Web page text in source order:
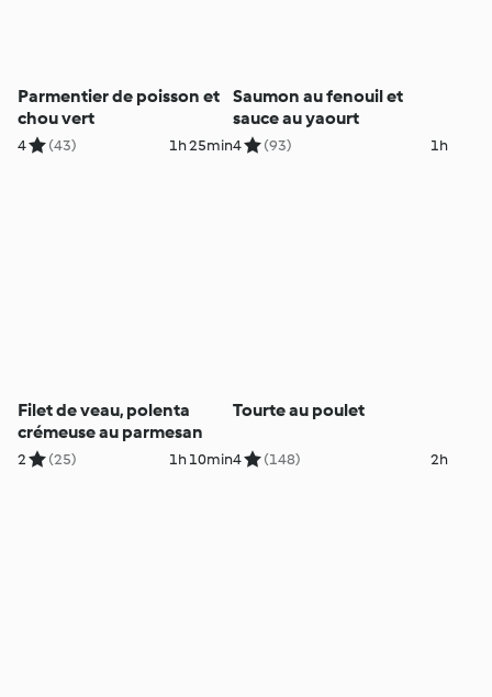
Parmentier de poisson et
chou vert
4 (43) 1h 25min
Saumon au fenouil et
sauce au yaourt
4 (93) 1h
Filet de veau, polenta
crémeuse au parmesan
2 (25) 1h 10min
Tourte au poulet
4 (148) 2h